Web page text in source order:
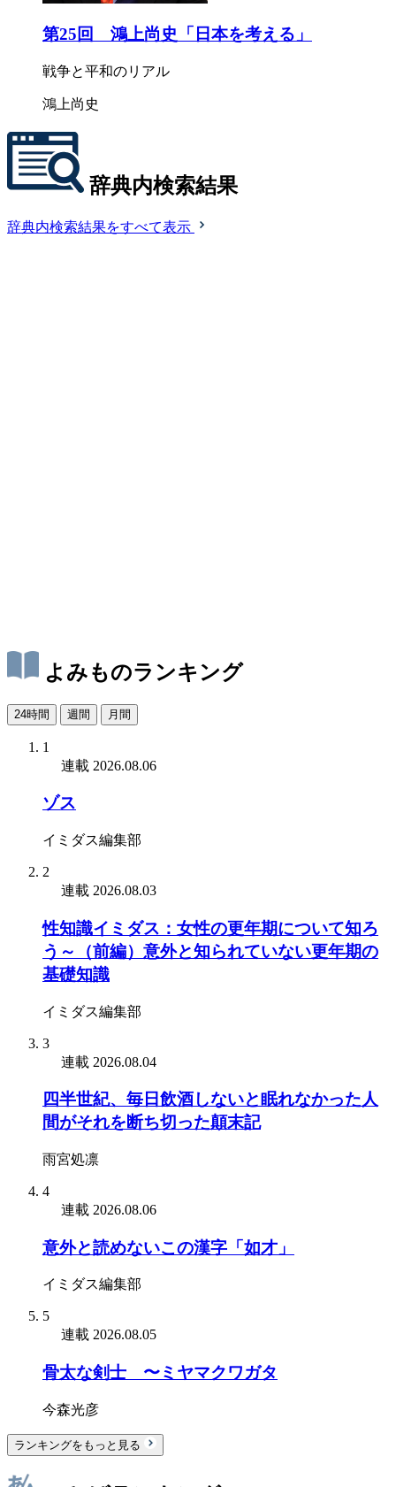
第25回 鴻上尚史「日本を考える」
戦争と平和のリアル
鴻上尚史
辞典内検索結果
辞典内検索結果をすべて表示
よみものランキング
24時間 週間 月間
1
連載 2026.08.06
ゾス
イミダス編集部
2
連載 2026.08.03
性知識イミダス：女性の更年期について知ろ
う～（前編）意外と知られていない更年期の
基礎知識
イミダス編集部
3
連載 2026.08.04
四半世紀、毎日飲酒しないと眠れなかった人
間がそれを断ち切った顛末記
雨宮処凛
4
連載 2026.08.06
意外と読めないこの漢字「如才」
イミダス編集部
5
連載 2026.08.05
骨太な剣士 〜ミヤマクワガタ
今森光彦
ランキングをもっと見る